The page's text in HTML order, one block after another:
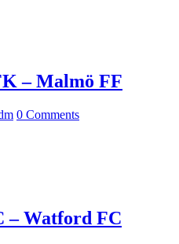
– Malmö FF
0 Comments
– Watford FC